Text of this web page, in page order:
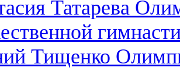
Татарева
Тищенко